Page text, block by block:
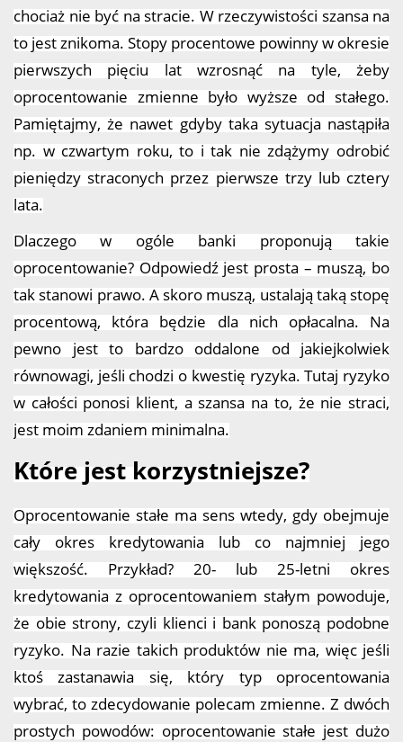
chociaż nie być na stracie. W rzeczywistości szansa na
to jest znikoma. Stopy procentowe powinny w okresie
pierwszych pięciu lat wzrosnąć na tyle, żeby
oprocentowanie zmienne było wyższe od stałego.
Pamiętajmy, że nawet gdyby taka sytuacja nastąpiła
np. w czwartym roku, to i tak nie zdążymy odrobić
pieniędzy straconych przez pierwsze trzy lub cztery
lata.
Dlaczego w ogóle banki proponują takie
oprocentowanie? Odpowiedź jest prosta – muszą, bo
tak stanowi prawo. A skoro muszą, ustalają taką stopę
procentową, która będzie dla nich opłacalna. Na
pewno jest to bardzo oddalone od jakiejkolwiek
równowagi, jeśli chodzi o kwestię ryzyka. Tutaj ryzyko
w całości ponosi klient, a szansa na to, że nie straci,
jest moim zdaniem minimalna.
Które jest korzystniejsze?
Oprocentowanie stałe ma sens wtedy, gdy obejmuje
cały okres kredytowania lub co najmniej jego
większość. Przykład? 20- lub 25-letni okres
kredytowania z oprocentowaniem stałym powoduje,
że obie strony, czyli klienci i bank ponoszą podobne
ryzyko. Na razie takich produktów nie ma, więc jeśli
ktoś zastanawia się, który typ oprocentowania
wybrać, to zdecydowanie polecam zmienne. Z dwóch
prostych powodów: oprocentowanie stałe jest dużo